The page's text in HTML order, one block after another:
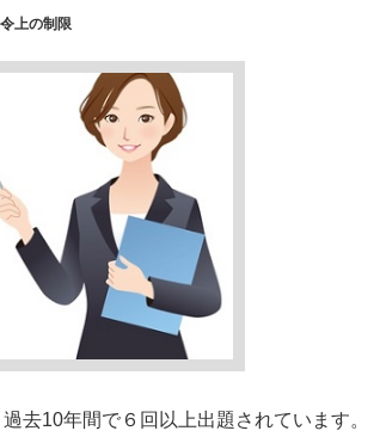
上の制限
去10年間で６回以上出題されています。